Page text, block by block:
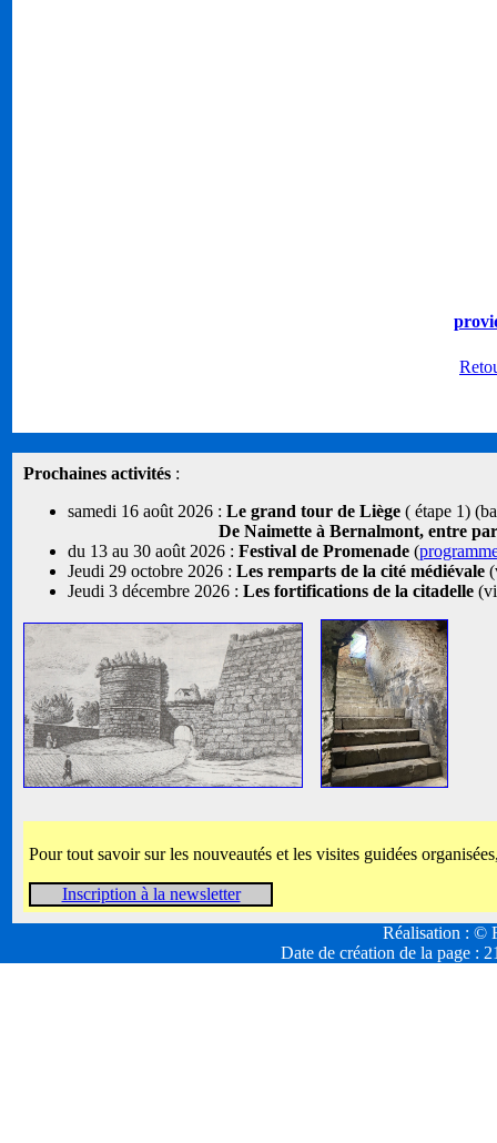
Prochaines activités :
samedi 16 août 2026 : Le grand tour de Liège ( étape 1)
De Naimette à Bernalmont, entre
du 13 au 30 août 2026 : Festival de Promenade (
Jeudi 29 octobre 2026 : Les remparts de la cité médiévale
Jeudi 3 décembre 2026 : Les fortifications de la citadelle
Pour tout savoir sur les nouveautés et les visites guidées
Inscription à la newsletter
Réalisation : ©
Date de création de la page :